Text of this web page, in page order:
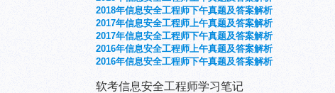
2018年信息安全工程师下午真题及答案解析
2017年信息安全工程师上午真题及答案解析
2017年信息安全工程师下午真题及答案解析
2016年信息安全工程师上午真题及答案解析
2016年信息安全工程师下午真题及答案解析
软考信息安全工程师学习笔记